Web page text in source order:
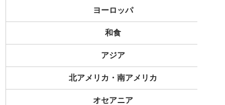
ヨーロッパ
和食
アジア
北アメリカ・南アメリカ
オセアニア